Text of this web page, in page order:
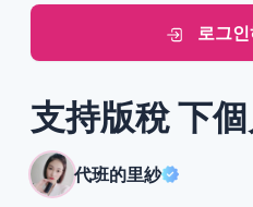
로그
支持版稅 下
代班的里紗